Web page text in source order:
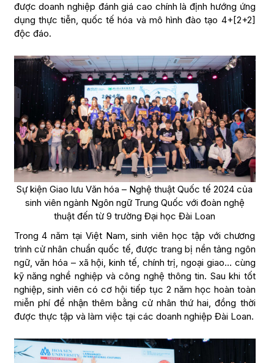
được doanh nghiệp đánh giá cao chính là định hướng ứng
dụng thực tiễn, quốc tế hóa và mô hình đào tạo 4+[2+2]
độc đáo.
Sự kiện Giao lưu Văn hóa – Nghệ thuật Quốc tế 2024 của
sinh viên ngành Ngôn ngữ Trung Quốc với đoàn nghệ
thuật đến từ 9 trường Đại học Đài Loan
Trong 4 năm tại Việt Nam, sinh viên học tập với chương
trình cử nhân chuẩn quốc tế, được trang bị nền tảng ngôn
ngữ, văn hóa – xã hội, kinh tế, chính trị, ngoại giao… cùng
kỹ năng nghề nghiệp và công nghệ thông tin. Sau khi tốt
nghiệp, sinh viên có cơ hội tiếp tục 2 năm học hoàn toàn
miễn phí để nhận thêm bằng cử nhân thứ hai, đồng thời
được thực tập và làm việc tại các doanh nghiệp Đài Loan.